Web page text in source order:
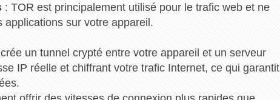
: TOR est principalement utilisé pour le trafic web et ne
sur votre appareil.
un tunnel crypté entre votre appareil et un serveur
IP réelle et chiffrant votre trafic Internet, ce qui garantit